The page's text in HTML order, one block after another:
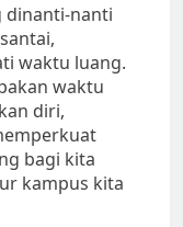
dinanti-nanti
waktu luang.
waktu
diri,
bagi kita
kampus kita